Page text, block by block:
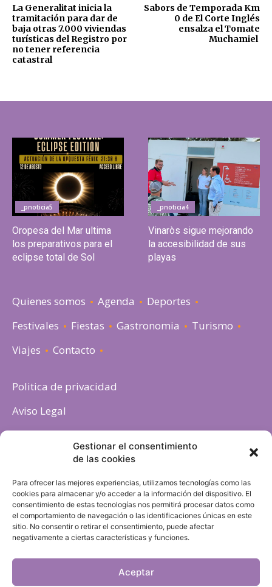
Gestionar el consentimiento
de las cookies
Para ofrecer las mejores experiencias, utilizamos tecnologías como las
cookies para almacenar y/o acceder a la información del dispositivo. El
consentimiento de estas tecnologías nos permitirá procesar datos como
el comportamiento de navegación o las identificaciones únicas en este
sitio. No consentir o retirar el consentimiento, puede afectar
negativamente a ciertas características y funciones.
Aceptar
La Generalitat inicia la
tramitación para dar de
baja otras 7.000 viviendas
turísticas del Registro por
no tener referencia
catastral
Sabors de Temporada Km
0 de El Corte Inglés
ensalza el Tomate
Muchamiel
_pnoticia5
Oropesa del Mar ultima
los preparativos para el
eclipse total de Sol
_pnoticia4
Vinaròs sigue mejorando
la accesibilidad de sus
playas
Quienes somos Agenda
Deportes
Festivales
Fiestas Gastronomia
Turismo
Viajes
Contacto
Politica de privacidad
Aviso Legal
Política de cookies